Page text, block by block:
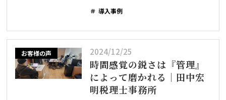
導入事例
お客様の声 2024/12/25
時間感覚の鋭さは『管理』
によって磨かれる｜田中宏
明税理士事務所